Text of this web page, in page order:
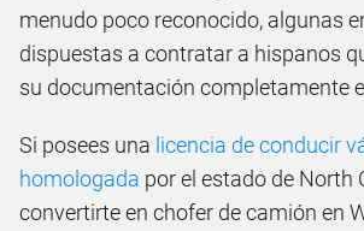
menudo poco reconocido, algunas
dispuestas a contratar a hispanos
su documentación completamente
Si posees una licencia de conducir
homologada por el estado de North
convertirte en chofer de camión en